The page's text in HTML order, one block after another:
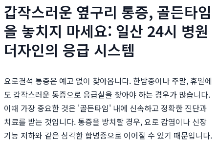
갑작스러운 옆구리 통증, 골든타임
을 놓치지 마세요: 일산 24시 병원
더자인의 응급 시스템
요로결석 통증은 예고 없이 찾아옵니다. 한밤중이나 주말, 휴일에
도 갑작스러운 통증으로 응급실을 찾아야 하는 경우가 많습니다.
이때 가장 중요한 것은 '골든타임' 내에 신속하고 정확한 진단과
치료를 받는 것입니다. 통증을 방치할 경우, 요로 감염이나 신장
기능 저하와 같은 심각한 합병증으로 이어질 수 있기 때문입니다.